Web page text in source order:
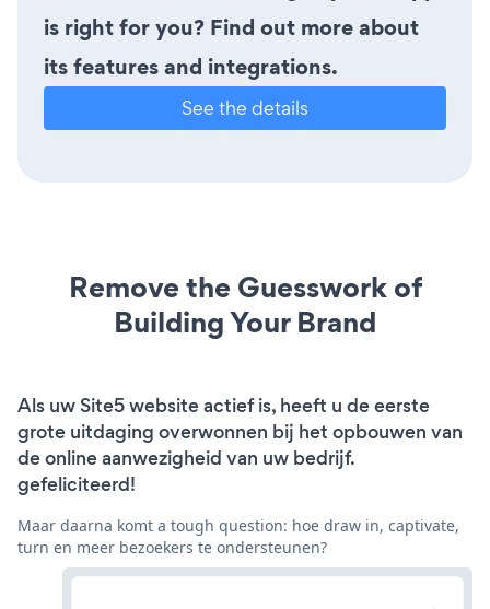
is right for you? Find out more about
its features and integrations.
See the details
Remove the Guesswork of
Building Your Brand
Als uw Site5 website actief is, heeft u de eerste
grote uitdaging overwonnen bij het opbouwen van
de online aanwezigheid van uw bedrijf.
gefeliciteerd!
Maar daarna komt a tough question: hoe draw in, captivate,
turn en meer bezoekers te ondersteunen?